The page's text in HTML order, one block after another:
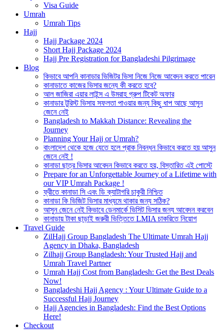
Visa Guide
Umrah
Umrah Tips
Hajj
Hajj Package 2024
Short Hajj Package 2024
Hajj Pre Registration for Bangladeshi Pilgrimage
Blog
কিভাবে আপনি কানাডার ভিজিটর ভিসা নিজে নিজে আবেদন করতে পারেন
কানাডাতে কাজের ভিসার জন্যে কী করতে হবে?
আল জাজিরা এয়ার লাইন্স এ উমরাহ গ্রুপ টিকেট অফার
কানাডার টুরিস্ট ভিসায় সফলতা পাওয়ার জন্য কিছু ধাপ আছে আসুন
জেনে নেই
Bangladesh to Makkah Distance: Revealing the
Journey
Planning Your Hajj or Umrah?
বাংলাদেশ থেকে হজে যেতে হলে প্রাক নিবন্ধন কিভাবে করতে হয় আসুন
জেনে নেই !
কানাডা ছাত্র ভিসার আবেদন কিভাবে করতে হয়, বিস্তারিত এই পোস্টে
Prepare for an Unforgettable Journey of a Lifetime with
our VIP Umrah Package !
ফ্রীতে কানাডা সি এবং ডি ক্যাটাগরি চাকুরী নিশ্চিত
কানাডা কি ভিজিট ভিসার মাধ্যমে থাকার জন্য সঠিক?
আসুন জেনে নেই কিভাবে ডেনমার্কে ভিসিট ভিসার জন্য আবেদন করবেন
কানাডায় টাকা ছাড়াই জরুরী ভিত্তিতে LMIA চাকরিতে নিয়োগ
Travel Guide
ZilHajj Group Bangladesh The Ultimate Umrah Hajj
Agency in Dhaka, Bangladesh
Zilhajj Group Bangladesh: Your Trusted Hajj and
Umrah Travel Partner
Umrah Hajj Cost from Bangladesh: Get the Best Deals
Now!
Bangladeshi Hajj Agency : Your Ultimate Guide to a
Successful Hajj Journey
Hajj Agencies in Bangladesh: Find the Best Options
Here!
Checkout